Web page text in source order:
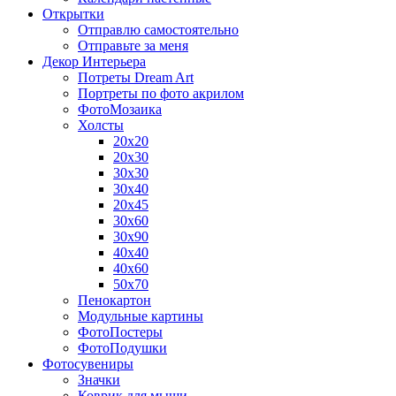
Открытки
Отправлю самостоятельно
Отправьте за меня
Декор Интерьера
Потреты Dream Art
Портреты по фото акрилом
ФотоМозаика
Холсты
20х20
20х30
30х30
30х40
20х45
30х60
30х90
40х40
40х60
50х70
Пенокартон
Модульные картины
ФотоПостеры
ФотоПодушки
Фотоcувениры
Значки